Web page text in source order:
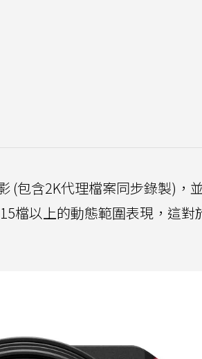
(包含2K代理檔案同步錄製)，
檔以上的動態範圍表現，這對